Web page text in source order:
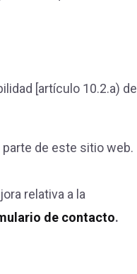
[artículo 10.2.a) del
de este sitio web.
relativa a la
de contacto.